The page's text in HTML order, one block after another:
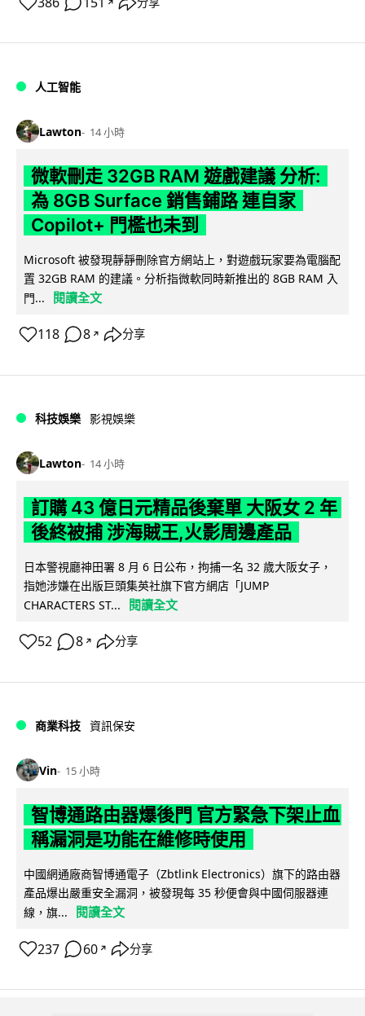
人工智能
Lawton 14 小時
微軟刪走 32GB RAM 遊戲建議 分析:
為 8GB Surface 銷售鋪路 連自家
Copilot+ 門檻也未到
Microsoft 被發現靜靜刪除官方網站上，對遊戲玩家要為電腦配
置 32GB RAM 的建議。分析指微軟同時新推出的 8GB RAM 入
門...
閱讀全文
118 8 ↗ 分享
科技娛樂 影視娛樂
Lawton 14 小時
訂購 43 億日元精品後棄單 大阪女 2 年
後終被捕 涉海賊王,火影周邊產品
日本警視廳神田署 8 月 6 日公布，拘捕一名 32 歲大阪女子，
指她涉嫌在出版巨頭集英社旗下官方網店「JUMP
CHARACTERS ST...
閱讀全文
52 8 ↗ 分享
商業科技 資訊保安
Vin 15 小時
智博通路由器爆後門 官方緊急下架止血
稱漏洞是功能在維修時使用
中國網通廠商智博通電子（Zbtlink Electronics）旗下的路由器
產品爆出嚴重安全漏洞，被發現每 35 秒便會與中國伺服器連
線，旗...
閱讀全文
237 60 ↗ 分享